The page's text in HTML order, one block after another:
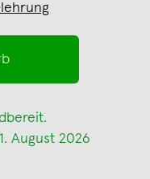
August 2026